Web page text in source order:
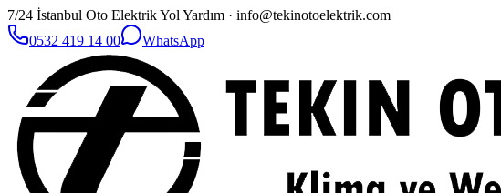
7/24 İstanbul Oto Elektrik Yol Yardım · info@tekinotoelektrik.com
0532 419 14 00
WhatsApp